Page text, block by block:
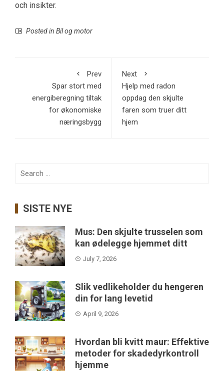
och insikter.
Posted in Bil og motor
Prev
Spar stort med
energiberegning tiltak
for økonomiske
næringsbygg
Next
Hjelp med radon
oppdag den skjulte
faren som truer ditt
hjem
Search
SISTE NYE
Mus: Den skjulte trusselen som
kan ødelegge hjemmet ditt
July 7, 2026
Slik vedlikeholder du hengeren
din for lang levetid
April 9, 2026
Hvordan bli kvitt maur: Effektive
metoder for skadedyrkontroll
hjemme